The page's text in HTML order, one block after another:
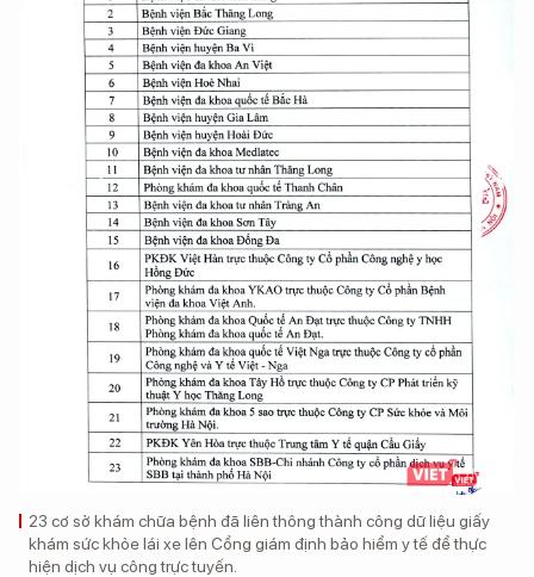
23 cơ sở khám chữa bệnh đã liên thông thành công dữ liệu giấy
khám sức khỏe lái xe lên Cổng giám định bảo hiểm y tế để thực
hiện dịch vụ công trực tuyến.